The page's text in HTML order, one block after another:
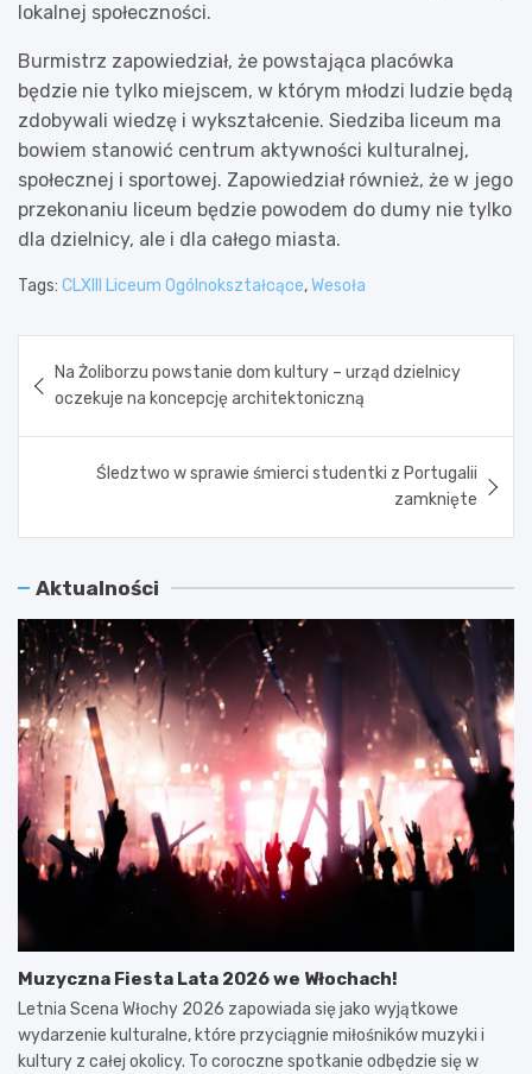
lokalnej społeczności.
Burmistrz zapowiedział, że powstająca placówka
będzie nie tylko miejscem, w którym młodzi ludzie będą
zdobywali wiedzę i wykształcenie. Siedziba liceum ma
bowiem stanowić centrum aktywności kulturalnej,
społecznej i sportowej. Zapowiedział również, że w jego
przekonaniu liceum będzie powodem do dumy nie tylko
dla dzielnicy, ale i dla całego miasta.
Tags: CLXIII Liceum Ogólnokształcące,Wesoła
wpisu
Na Żoliborzu powstanie dom kultury – urząd dzielnicy
oczekuje na koncepcję architektoniczną
Śledztwo w sprawie śmierci studentki z Portugalii
zamknięte
Aktualności
Muzyczna Fiesta Lata 2026 we Włochach!
Letnia Scena Włochy 2026 zapowiada się jako wyjątkowe
wydarzenie kulturalne, które przyciągnie miłośników muzyki i
kultury z całej okolicy. To coroczne spotkanie odbędzie się w